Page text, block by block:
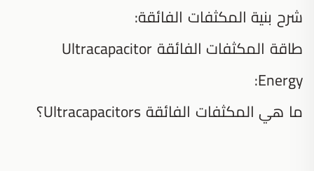
شرح بنية المكثفات الفائقة:
طاقة المكثفات الفائقة Ultracapacitor
Energy:
ما هي المكثفات الفائقة Ultracapacitors؟